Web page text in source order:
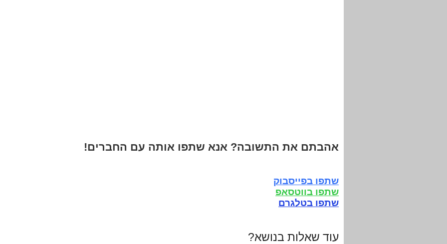
אהבתם את התשובה? אנא שתפו אותה עם החברים!
שתפו בפייסבוק
שתפו בווטסאפ
שתפו בטלגרם
עוד שאלות בנושא?